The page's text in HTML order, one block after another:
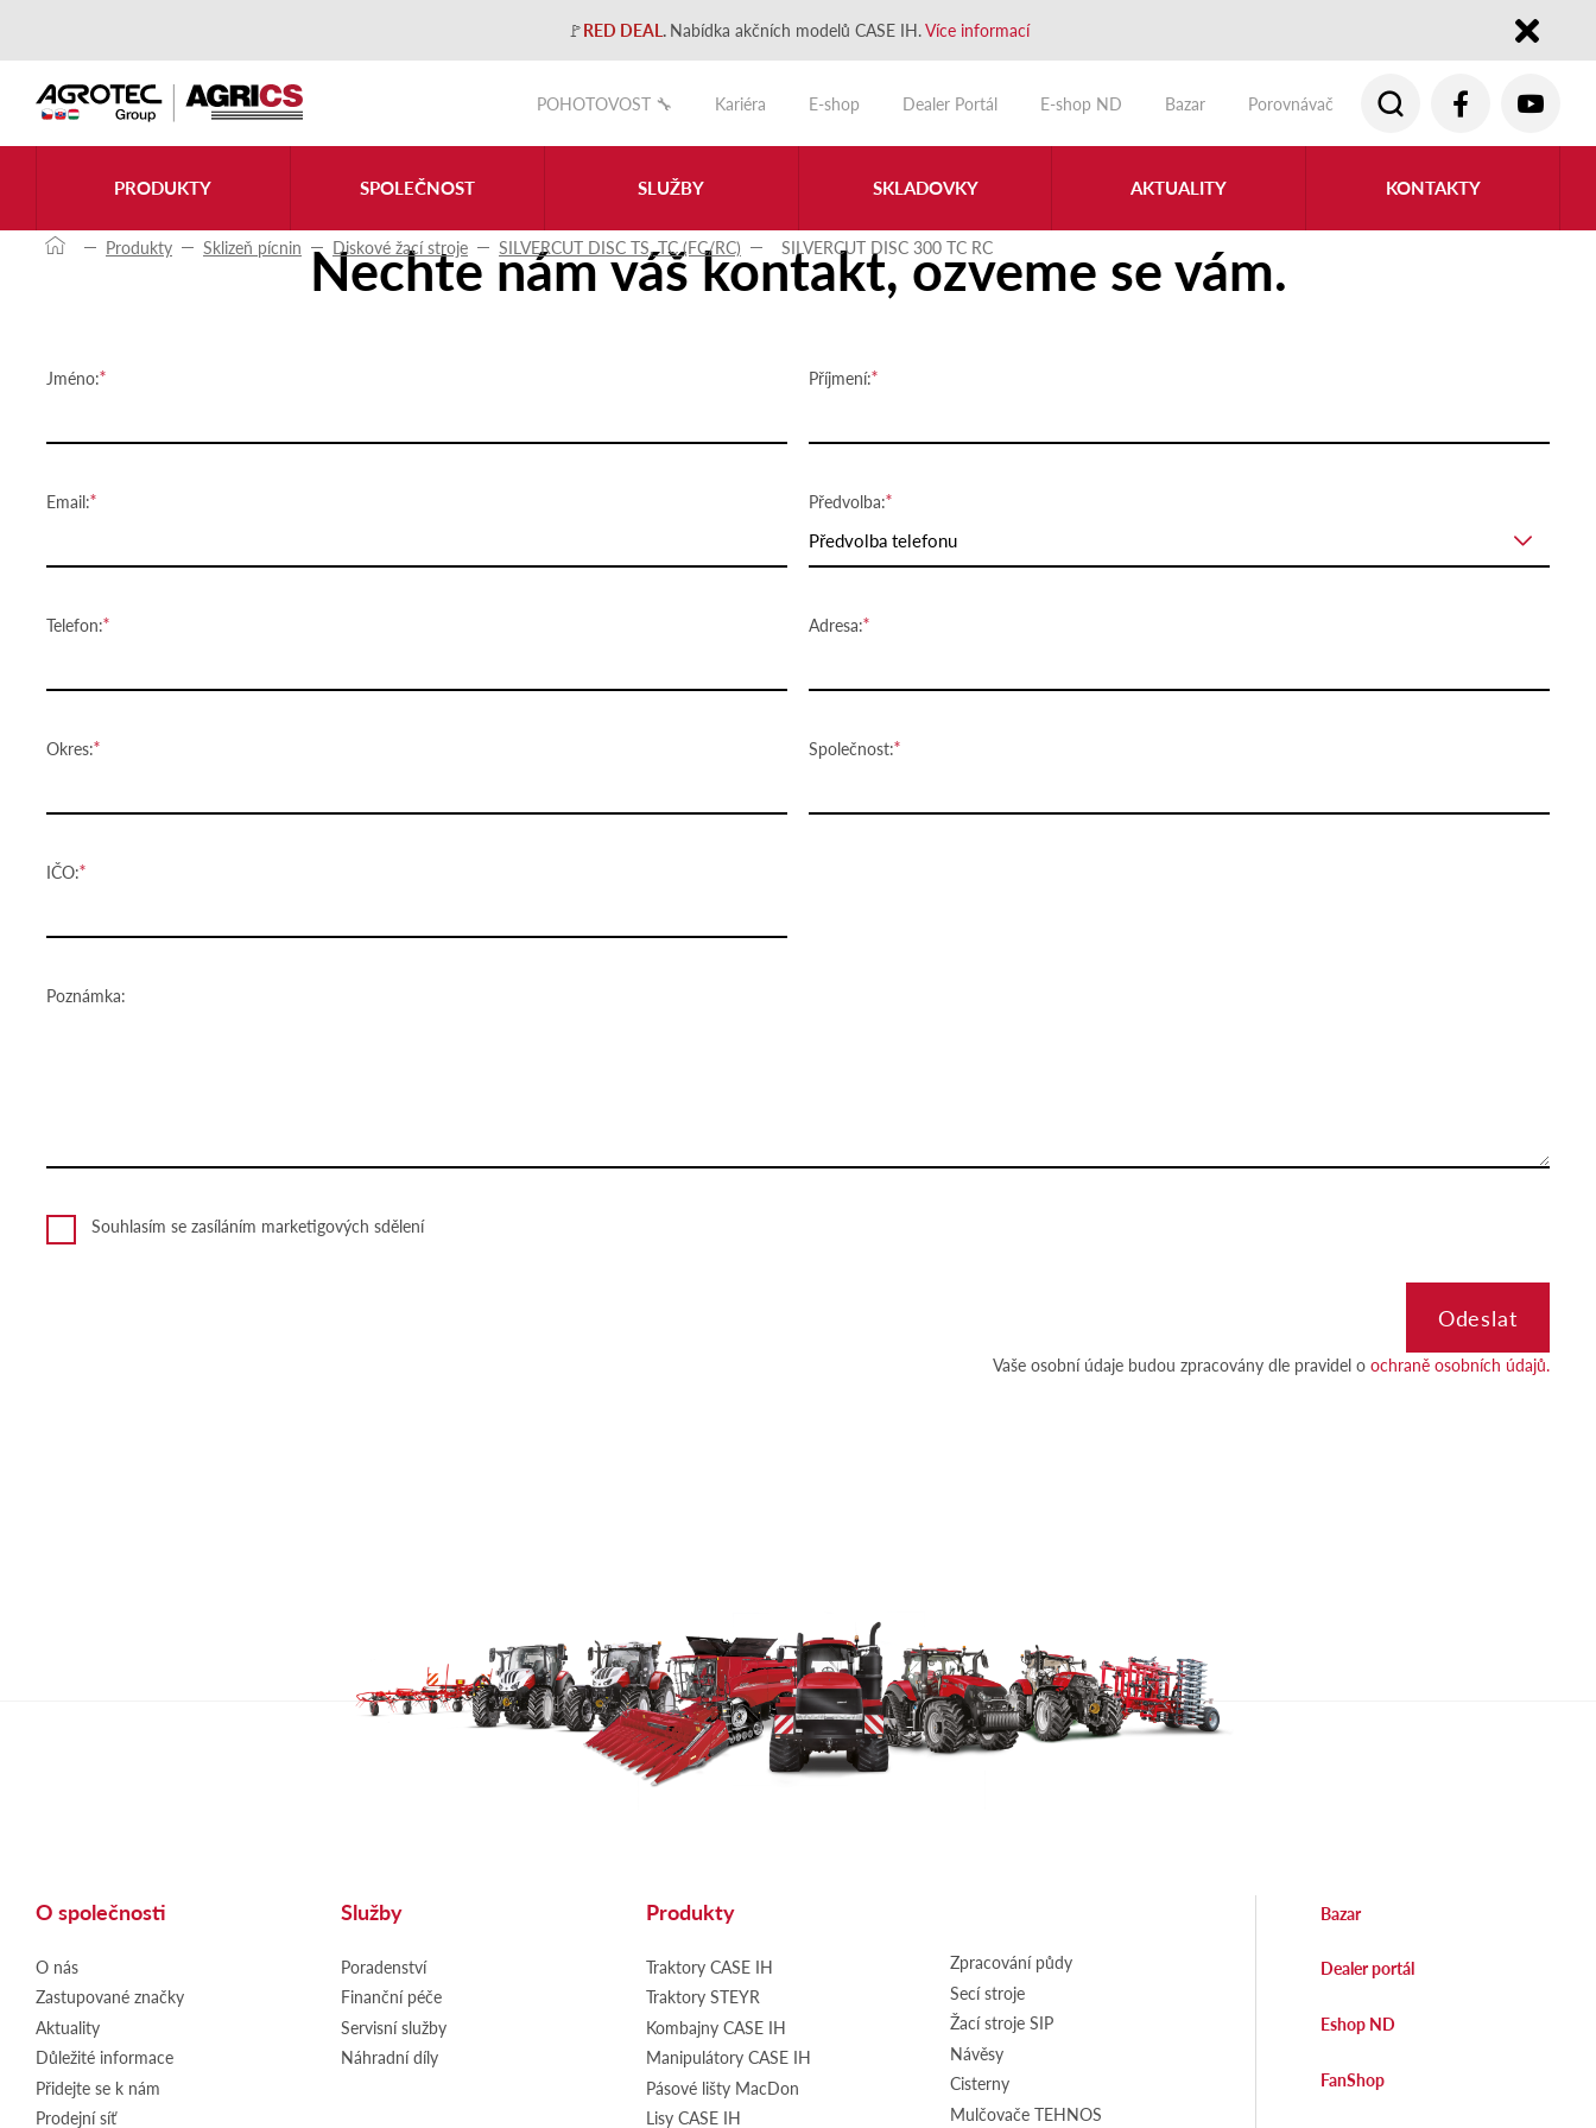
🚩RED DEAL. Nabídka akčních modelů CASE IH.Více informací
POHOTOVOST 🔧
Kariéra E-shop Dealer Portál E-shop ND Bazar Porovnávač
PRODUKTY SPOLEČNOST SLUŽBY SKLADOVKY AKTUALITY KONTAKTY
Produkty Sklizeň pícnin Diskové žací stroje SILVERCUT DISC TS, TC (FC/RC) SILVERCUT DISC 300 TC RC
Kontaktujte nás
Nechte nám váš kontakt, ozveme se vám.
Jméno: Příjmení:
Email: Předvolba:
Předvolba telefonu
Telefon: Adresa:
Okres: Společnost:
IČO:
Poznámka:
Souhlasím se zasíláním marketigových sdělení
Vaše osobní údaje budou zpracovány dle pravidel o ochraně osobních údajů.
O společnosti
O nás
Zastupované značky
Aktuality
Důležité informace
Přidejte se k nám
Prodejní síť
Služby
Poradenství
Finanční péče
Servisní služby
Náhradní díly
Produkty
Traktory CASE IH
Traktory STEYR
Kombajny CASE IH
Manipulátory CASE IH
Pásové lišty MacDon
Lisy CASE IH
Zpracování půdy
Secí stroje
Žací stroje SIP
Návěsy
Cisterny
Mulčovače TEHNOS
Bazar
Dealer portál
Eshop ND
FanShop